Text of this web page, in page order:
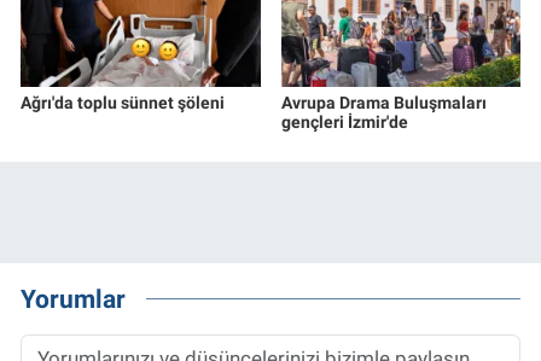
Ağrı'da toplu sünnet şöleni
Avrupa Drama Buluşmaları
gençleri İzmir'de
Yorumlar